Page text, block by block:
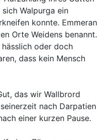
Walpurga ein
konnte. Emmeran
Orte Weidens benannt.
oder doch
dass kein Mensch
das wir Wallbrord
nach Darpatien
einer kurzen Pause.